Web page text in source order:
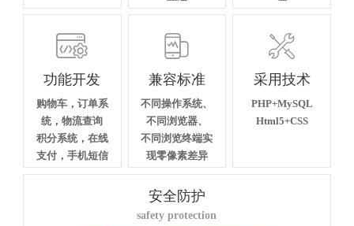

功能开发
购物车，订单系
统，物流查询
积分系统，在线
支付，手机短信

兼容标准
不同操作系统、
不同浏览器、
不同浏览终端实
现零像素差异

采用技术
PHP+MySQL
Html5+CSS
安全防护
safety protection